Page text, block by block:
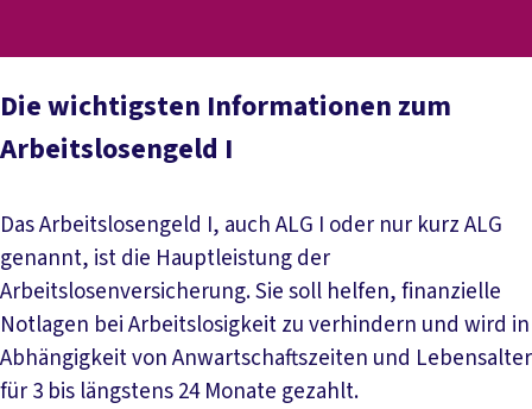
Die wichtigsten Informationen zum
Arbeitslosengeld I
Das Arbeitslosengeld I, auch ALG I oder nur kurz ALG
genannt, ist die Hauptleistung der
Arbeitslosenversicherung. Sie soll helfen, finanzielle
Notlagen bei Arbeitslosigkeit zu verhindern und wird in
Abhängigkeit von Anwartschaftszeiten und Lebensalter
für 3 bis längstens 24 Monate gezahlt.